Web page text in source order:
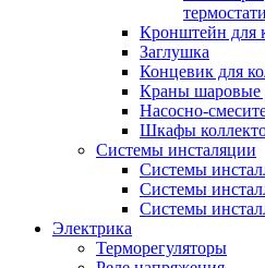
Кронштейн для
Заглушка
Концевик для
Краны шаровые
Насосно-
Шкафы
Системы инсталяции
Системы
Системы
Системы
Электрика
Терморегуляторы